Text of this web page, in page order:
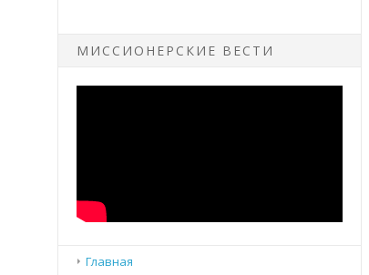
МИССИОНЕРСКИЕ ВЕСТИ
Главная